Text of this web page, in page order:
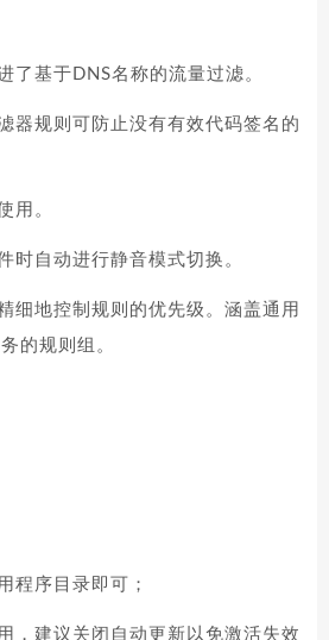
了基于DNS名称的流量过滤。
器规则可防止没有有效代码签名的
用。
时自动进行静音模式切换。
细地控制规则的优先级。涵盖通用
的规则组。
程序目录即可；
，建议关闭自动更新以免激活失效